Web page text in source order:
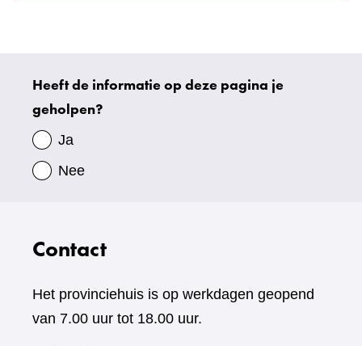
Uw
gegevens
Heeft de informatie op deze pagina je
geholpen?
Ja
Nee
Contact
Het provinciehuis is op werkdagen geopend
van 7.00 uur tot 18.00 uur.